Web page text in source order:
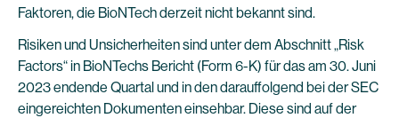
Faktoren, die BioNTech derzeit nicht bekannt sind.
Risiken und Unsicherheiten sind unter dem Abschnitt „Risk
Factors“ in BioNTechs Bericht (Form 6-K) für das am 30. Juni
2023 endende Quartal und in den darauffolgend bei der SEC
eingereichten Dokumenten einsehbar. Diese sind auf der